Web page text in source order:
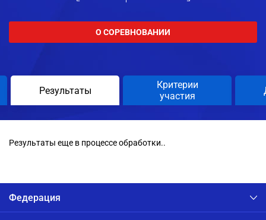
О СОРЕВНОВАНИИ
Результаты
Критерии
участия
Результаты еще в процессе обработки..
Федерация